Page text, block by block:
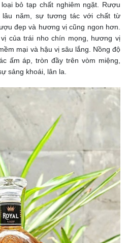
bỏ tạp chất nghiêm ngặt. Rượu
năm, sự tương tác với chất từ
đẹp và hương vị cũng ngon hơn.
của trái nho chín mọng, hương vị
mại và hậu vị sâu lắng. Nồng độ
ấm áp, tròn đầy trên vòm miệng,
sảng khoái, lân la.